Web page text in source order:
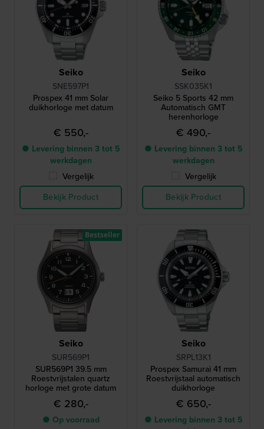
Seiko
SNE597P1
Prospex 41 mm Solar
duikhorloge met datum
€ 550,-
● Levering binnen 3 tot 5
werkdagen
Vergelijk
Bekijk Product
Seiko
SSK035K1
Seiko 5 Sports 42 mm
Automatisch GMT
herenhorloge
€ 490,-
● Levering binnen 3 tot 5
werkdagen
Vergelijk
Bekijk Product
Seiko
SUR569P1
SUR569P1 39.5 mm
Roestvrijstalen quartz
horloge met grote datum
€ 280,-
● Op voorraad
Bestseller
Seiko
SRPL13K1
Prospex Samurai 41 mm
Roestvrijstaal automatisch
duikhorloge
€ 650,-
● Levering binnen 3 tot 5